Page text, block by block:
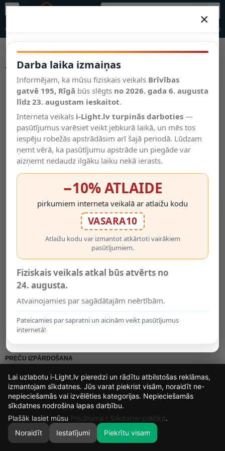
Salīdzināt
Vēlmju
saraksts
(0)
Valodas
0
Vannas
JAUNUMI
Gaismu Virtene 4 M 10 Da..
15.95€
SUNARI FLS-180 Saules LED
Gaismu Virtene 8,5 M 10+..
18.95€
Komplekts 5 Gab. 2W Zaļas
(For..
5.95€
JAUNS
G45 E27 LED Spuldžu
Balt..
5.95€
PREČU IZPĀRDOŠANA
-22% -23%
×
Darba laika izmaiņas
Informējam, ka mūsu fiziskais veikals Brīvības
gatvē 195, Rīgā būs slēgts no 2026. gada 6. augusta
līdz 23. augustam ieskaitot.
Interneta veikals i-Light.lv turpinās darboties —
pasūtījumus varēsiet veikt jebkurā laikā, un mēs tos
iespēju robežās apstrādāsim arī šajā periodā. Lūdzam
ņemt vērā, ka pasūtījumu apstrāde un piegāde var
aizņemt nedaudz ilgāku laiku nekā ierasts.
−10% ATLAIDE
pirkumiem interneta veikalā ar atlaižu kodu
VASARA10
Atlaižu kodu var izmantot atkārtoti vairākiem
pasūtījumiem.
Fiziskais veikals atkal būs atvērts no
24. augusta.
Atvainojamies par sagādātajām neērtībām.
Pateicamies par sapratni un aicinām veikt pasūtījumus
internetā!
16
DIENAS
18
STUNDAS
31
MIN.
16
Lai uzlabotu i-Light.lv pieredzi un rādītu atbilstošas reklāmas,
izmantojam sīkdatnes. Jūs varat piekrist visām, noraidīt ne-
nepieciešamās vai izvēlēties kategorijas. Nepieciešamās
sīkdatnes nodrošina lapas darbību.
Plašāk lasiet mūsu Privātuma / Sīkdatņu politikā.
Noraidīt
Iestatījumi Piekrītu visam